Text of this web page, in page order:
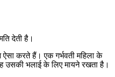
देती है।
ऐसा करते हैं। एक गर्भवती महिला के
उसकी भलाई के लिए मायने रखता है।